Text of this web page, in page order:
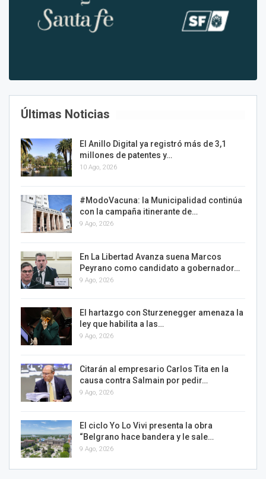
Últimas Noticias
El Anillo Digital ya registró más de 3,1
millones de patentes y…
10 Ago, 2026
#ModoVacuna: la Municipalidad continúa
con la campaña itinerante de…
9 Ago, 2026
En La Libertad Avanza suena Marcos
Peyrano como candidato a gobernador…
9 Ago, 2026
El hartazgo con Sturzenegger amenaza la
ley que habilita a las…
9 Ago, 2026
Citarán al empresario Carlos Tita en la
causa contra Salmain por pedir…
9 Ago, 2026
El ciclo Yo Lo Vivi presenta la obra
“Belgrano hace bandera y le sale…
9 Ago, 2026